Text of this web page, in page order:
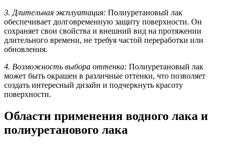
3. Длительная эксплуатация: Полиуретановый лак
обеспечивает долговременную защиту поверхности. Он
сохраняет свои свойства и внешний вид на протяжении
длительного времени, не требуя частой переработки или
обновления.
4. Возможность выбора оттенка: Полиуретановый лак
может быть окрашен в различные оттенки, что позволяет
создать интересный дизайн и подчеркнуть красоту
поверхности.
Области применения водного лака и
полиуретанового лака